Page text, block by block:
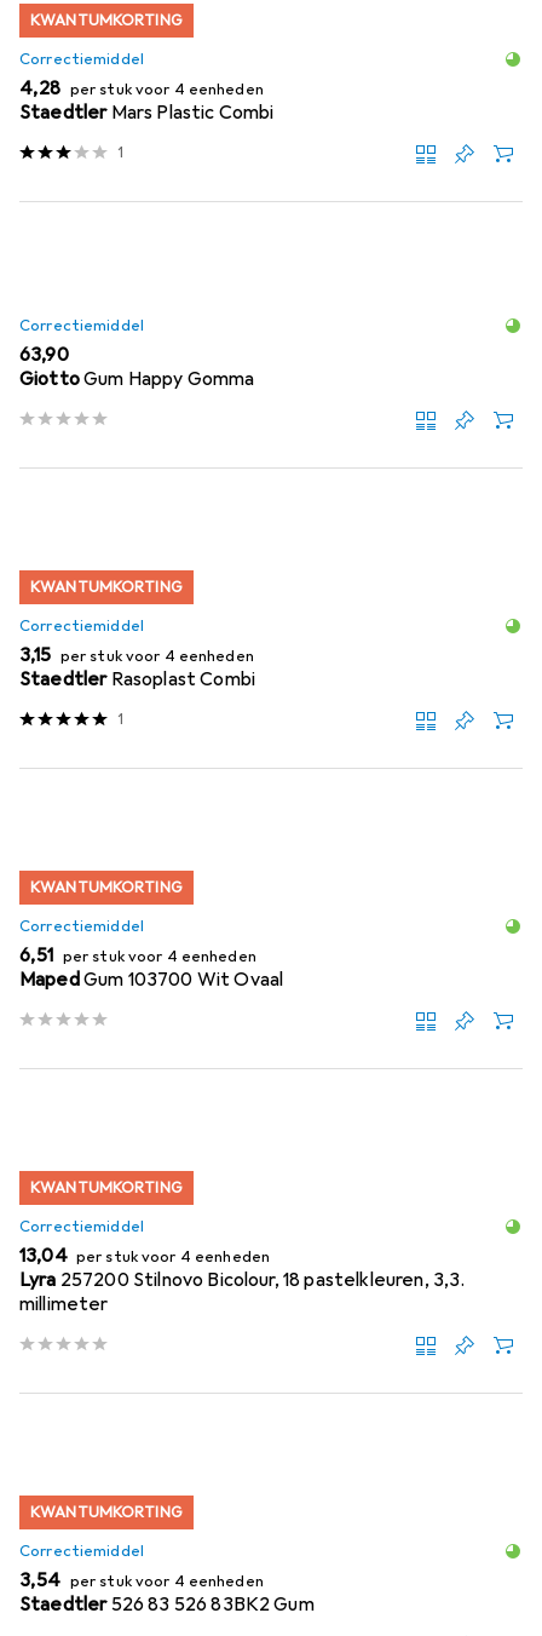
KWANTUMKORTING
Correctiemiddel
EUR
4,28 per stuk voor 4 eenheden
Staedtler Mars Plastic Combi
1
Correctiemiddel
EUR
63,90
GiottoGum Happy Gomma
KWANTUMKORTING
Correctiemiddel
EUR
3,15 per stuk voor 4 eenheden
Staedtler Rasoplast Combi
1
KWANTUMKORTING
Correctiemiddel
EUR
6,51 per stuk voor 4 eenheden
MapedGum 103700 Wit Ovaal
KWANTUMKORTING
Correctiemiddel
EUR
13,04 per stuk voor 4 eenheden
Lyra 257200 Stilnovo Bicolour, 18 pastelkleuren, 3,3.
millimeter
KWANTUMKORTING
Correctiemiddel
EUR
3,54 per stuk voor 4 eenheden
Staedtler526 83 526 83BK2 Gum